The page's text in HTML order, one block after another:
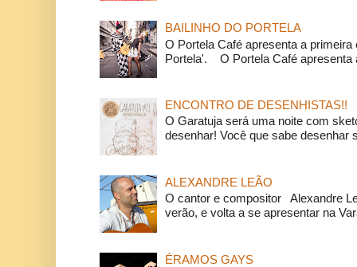
BAILINHO DO PORTELA
O Portela Café apresenta a
Portela'. O Portela Café apresenta
ENCONTRO DE DESENHISTAS!!
O Garatuja será uma noite com
desenhar! Você que sabe desenhar
ALEXANDRE LEÃO
O cantor e compositor Alexandre
verão, e volta a se apresentar na
ÉRAMOS GAYS